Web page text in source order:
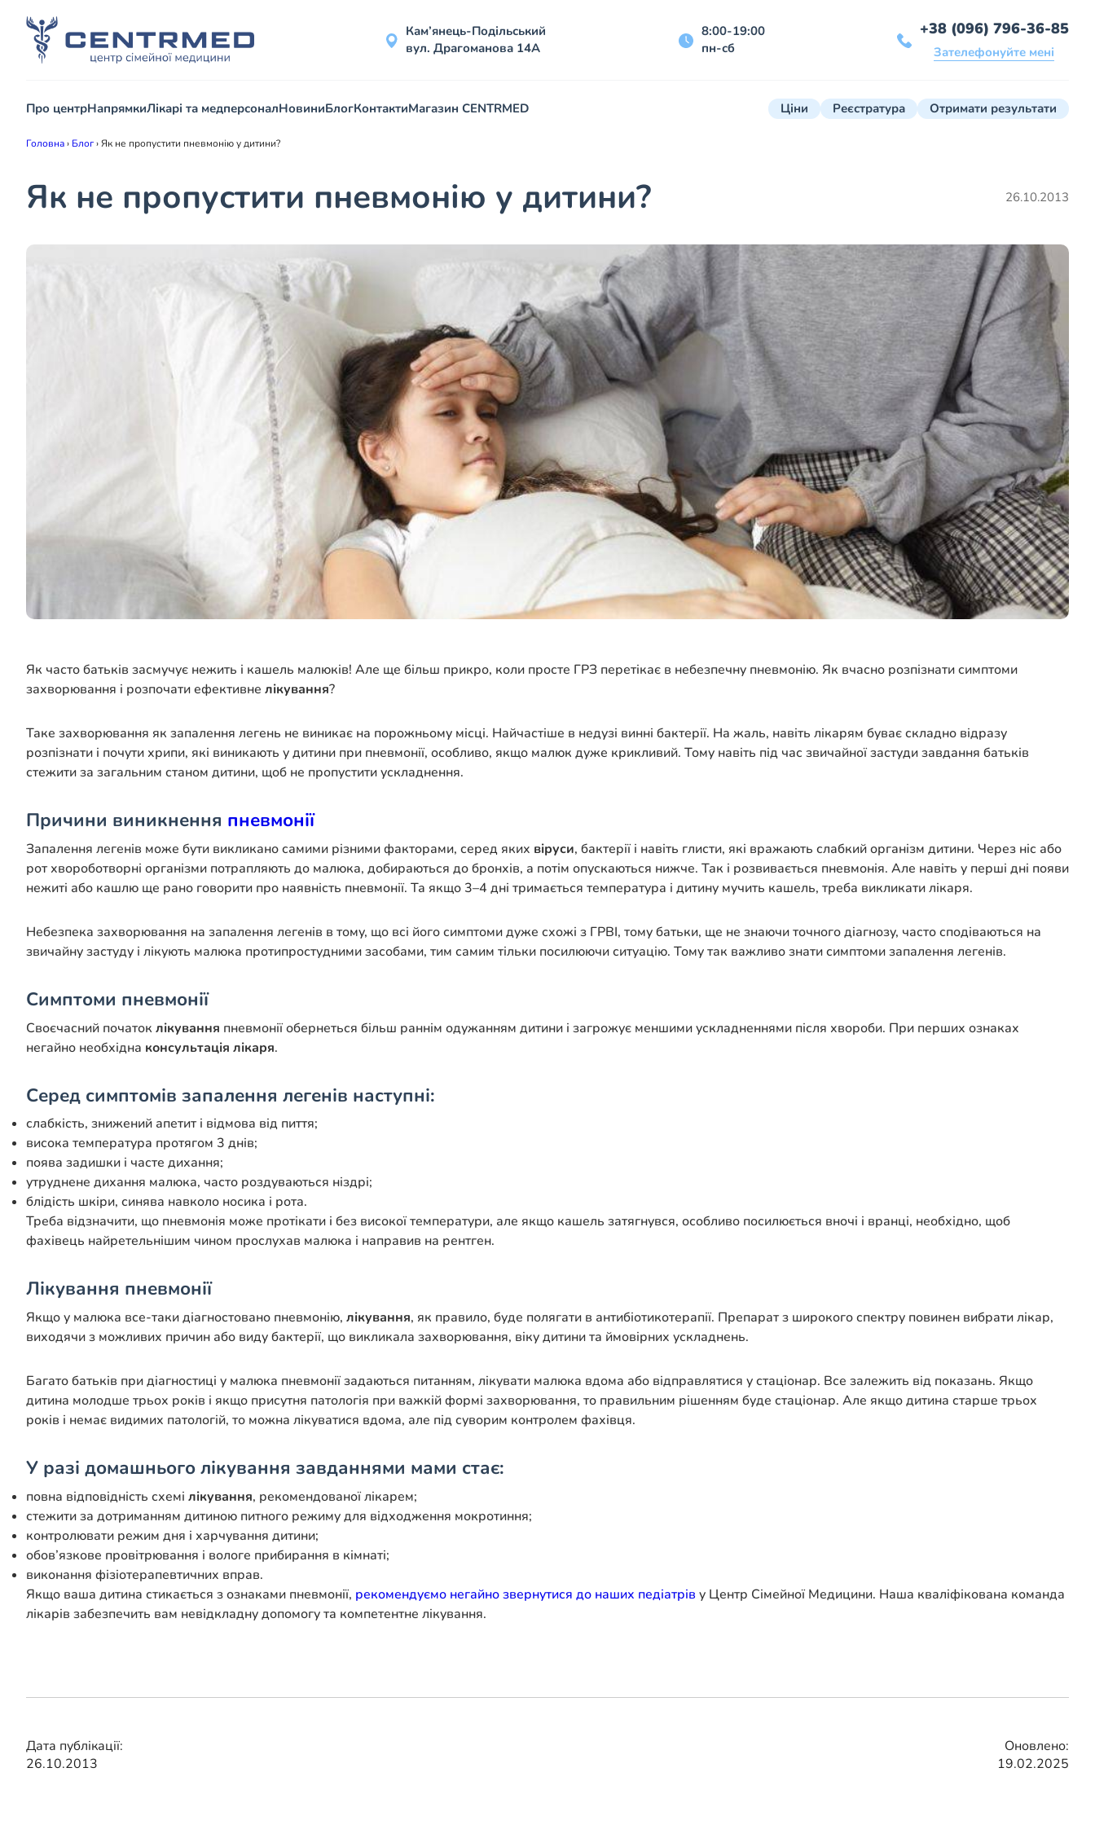
Кам’янець-Подільський
вул. Драгоманова 14А
8:00-19:00
пн-сб
+38 (096) 796-36-85
Зателефонуйте мені
Про центрНапрямкиЛікарі та медперсоналНовиниБлогКонтактиМагазин CENTRMED Ціни Реєстратура Отримати результати
Головна› Блог›Як не пропустити пневмонію у дитини?
Як не пропустити пневмонію у дитини? 26.10.2013
Як часто батьків засмучує нежить і кашель малюків! Але ще більш прикро, коли просте ГРЗ перетікає в небезпечну пневмонію. Як вчасно розпізнати симптоми
захворювання і розпочати ефективне лікування?
Таке захворювання як запалення легень не виникає на порожньому місці. Найчастіше в недузі винні бактерії. На жаль, навіть лікарям буває складно відразу
розпізнати і почути хрипи, які виникають у дитини при пневмонії, особливо, якщо малюк дуже крикливий. Тому навіть під час звичайної застуди завдання батьків
стежити за загальним станом дитини, щоб не пропустити ускладнення.
Причини виникнення пневмонії
Запалення легенів може бути викликано самими різними факторами, серед яких віруси, бактерії і навіть глисти, які вражають слабкий організм дитини. Через ніс або
рот хвороботворні організми потрапляють до малюка, добираються до бронхів, а потім опускаються нижче. Так і розвивається пневмонія. Але навіть у перші дні появи
нежиті або кашлю ще рано говорити про наявність пневмонії. Та якщо 3–4 дні тримається температура і дитину мучить кашель, треба викликати лікаря.
Небезпека захворювання на запалення легенів в тому, що всі його симптоми дуже схожі з ГРВІ, тому батьки, ще не знаючи точного діагнозу, часто сподіваються на
звичайну застуду і лікують малюка протипростудними засобами, тим самим тільки посилюючи ситуацію. Тому так важливо знати симптоми запалення легенів.
Симптоми пневмонії
Своєчасний початок лікування пневмонії обернеться більш раннім одужанням дитини і загрожує меншими ускладненнями після хвороби. При перших ознаках
негайно необхідна консультація лікаря.
Серед симптомів запалення легенів наступні:
слабкість, знижений апетит і відмова від пиття;
висока температура протягом 3 днів;
поява задишки і часте дихання;
утруднене дихання малюка, часто роздуваються ніздрі;
блідість шкіри, синява навколо носика і рота.
Треба відзначити, що пневмонія може протікати і без високої температури, але якщо кашель затягнувся, особливо посилюється вночі і вранці, необхідно, щоб
фахівець найретельнішим чином прослухав малюка і направив на рентген.
Лікування пневмонії
Якщо у малюка все-таки діагностовано пневмонію, лікування, як правило, буде полягати в антибіотикотерапії. Препарат з широкого спектру повинен вибрати лікар,
виходячи з можливих причин або виду бактерії, що викликала захворювання, віку дитини та ймовірних ускладнень.
Багато батьків при діагностиці у малюка пневмонії задаються питанням, лікувати малюка вдома або відправлятися у стаціонар. Все залежить від показань. Якщо
дитина молодше трьох років і якщо присутня патологія при важкій формі захворювання, то правильним рішенням буде стаціонар. Але якщо дитина старше трьох
років і немає видимих ​​патологій, то можна лікуватися вдома, але під суворим контролем фахівця.
У разі домашньоголікування завданнями мами стає:
повна відповідність схемі лікування, рекомендованої лікарем;
стежити за дотриманням дитиною питного режиму для відходження мокротиння;
контролювати режим дня і харчування дитини;
обов’язкове провітрювання і вологе прибирання в кімнаті;
виконання фізіотерапевтичних вправ.
Якщо ваша дитина стикається з ознаками пневмонії, рекомендуємо негайно звернутися до наших педіатрів у Центр Сімейної Медицини. Наша кваліфікована команда
лікарів забезпечить вам невідкладну допомогу та компетентне лікування.
Дата публікації:
26.10.2013
Оновлено:
19.02.2025